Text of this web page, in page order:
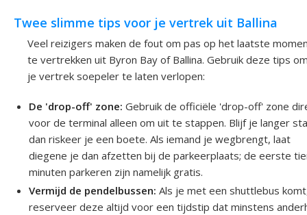
Twee slimme tips voor je vertrek uit Ballina
Veel reizigers maken de fout om pas op het laatste
te vertrekken uit Byron Bay of Ballina. Gebruik deze tips
je vertrek soepeler te laten verlopen:
De 'drop-off' zone: Gebruik de officiële 'drop-off' zone
voor de terminal alleen om uit te stappen. Blijf je langer
dan riskeer je een boete. Als iemand je wegbrengt, laat
diegene je dan afzetten bij de parkeerplaats; de eerste
minuten parkeren zijn namelijk gratis.
Vermijd de pendelbussen: Als je met een shuttlebus
reserveer deze altijd voor een tijdstip dat minstens